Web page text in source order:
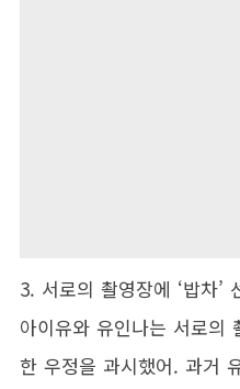
3. 서로의 촬영장에 ‘밥차’
아이유와 유인나는 서로의
한 우정을 과시했어. 과거